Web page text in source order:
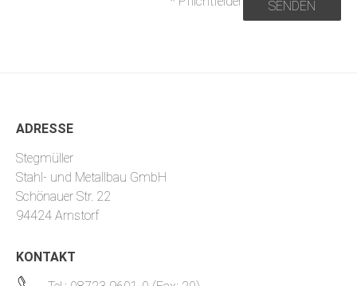
ADRESSE
Stegmüller
Stahl- und Metallbau GmbH
Schönauer Str. 22
94424 Arnstorf
KONTAKT